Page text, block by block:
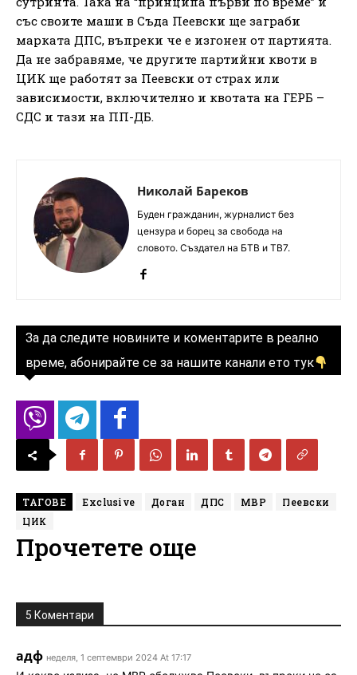
със своите маши в Съда Пеевски ще заграби
марката ДПС, въпреки че е изгонен от партията.
Да не забравяме, че другите партийни квоти в
ЦИК ще работят за Пеевски от страх или
зависимости, включително и квотата на ГЕРБ –
СДС и тази на ПП-ДБ.
Николай Бареков
Буден гражданин, журналист без
цензура и борец за свобода на
словото. Създател на БТВ и ТВ7.
За да следите новините и коментарите в реално
време, абонирайте се за нашите канали ето тук
ТАГОВЕ Exclusive Доган ДПС МВР
Пеевски
ЦИК
Прочетете още
5 Коментари
адф неделя, 1 септември 2024 At 17:17